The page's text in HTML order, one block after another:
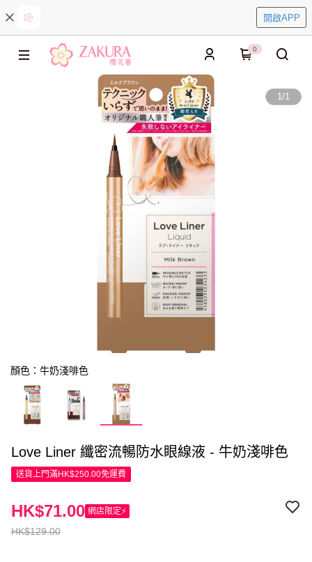
開啟APP
0
1/1
顏色：牛奶淺啡色
Love Liner 纖密流暢防水眼線液 - 牛奶淺啡色
送貨上門滿HK$250.00免運費
HK$129.00
HK$71.00 網店限定⚡